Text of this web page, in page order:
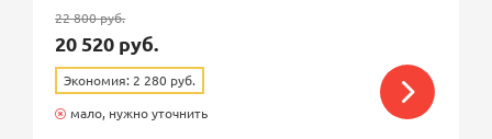
22 800 руб.
20 520 руб.
Экономия: 2 280 руб.
мало, нужно уточнить